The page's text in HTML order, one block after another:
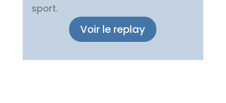
sport.
Voir le replay